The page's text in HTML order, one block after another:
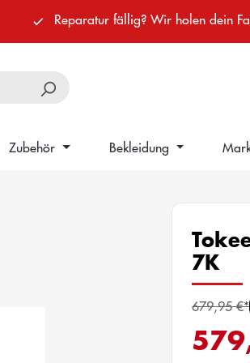
Reparatur fällig? Wir holen dein
Zubehör Bekleidung
7K
679,95 €*